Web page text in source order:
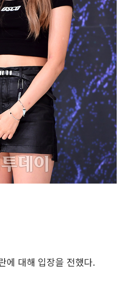
에 대해 입장을 전했다.